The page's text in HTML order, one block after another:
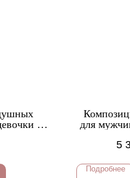
с
для
5
Подробнее